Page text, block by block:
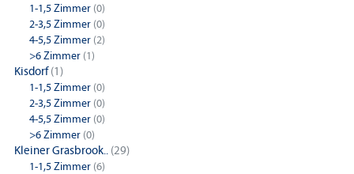
1-1,5 Zimmer (0)
2-3,5 Zimmer (0)
4-5,5 Zimmer (2)
>6 Zimmer (1)
Kisdorf(1)
1-1,5 Zimmer (0)
2-3,5 Zimmer (0)
4-5,5 Zimmer (0)
>6 Zimmer (0)
Kleiner Grasbrook.. (29)
1-1,5 Zimmer (6)